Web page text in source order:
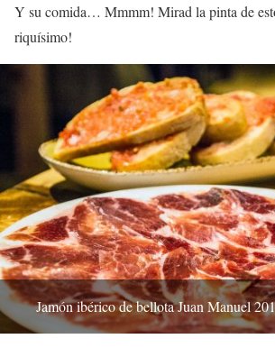
Y su comida… Mmmm! Mirad la pinta de
riquísimo!
Jamón ibérico de bellota Juan Manuel